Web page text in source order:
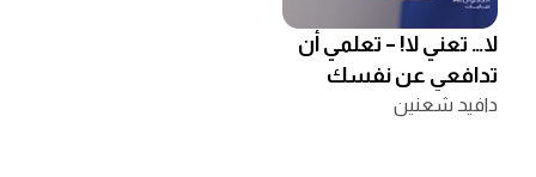
لا… تعني لا! – تعلمي أن
تدافعي عن نفسك
دافيد شعنين